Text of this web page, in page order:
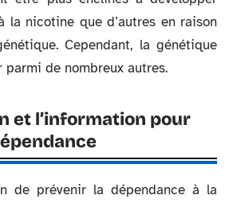
la nicotine que d’autres en raison
Cependant, la génétique
parmi de nombreux autres.
et l’information pour
de prévenir la dépendance à la